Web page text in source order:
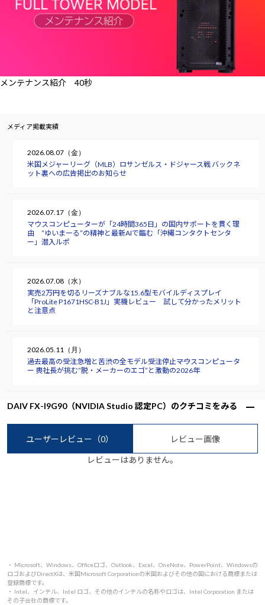
メンテナンス紹介 40秒
メディア掲載実績
2026.08.07（金）
米国メジャーリーグ（MLB）ロサンゼルス・ドジャース戦 バックネ
ット裏への広告掲出のお知らせ
2026.07.17（金）
マウスコンピューターが「24時間365日」の国内サポートを貫く理
由 “ゆいまーる”の精神と最新AIで臨む「沖縄コンタクトセンタ
ー」潜入ルポ
2026.07.08（水）
実売2万円を切るリーズナブルな15.6型モバイルディスプレイ
「ProLite P1671HSC-B1J」実機レビュー 試して分かったメリット
と注意点
2026.05.11（月）
過去最高の受注急増と苦渋の全モデル受注停止――マウスコンピュータ
ー 軣社長が挑む“脱・メーカーのエゴ”と激動の2026年
DAIV FX-I9G90（NVIDIA Studio 認定PC）のクチコミをみる
ユーザーレビュー （0） レビュー画像
レビューはありません。
・ Microsoft、Windows、Officeロゴ、Outlook、Excel、OneNote、PowerPoint、Windowsの
ロゴおよびDirectXは、米国Microsoft Corporationの米国およびその他の国における商標または
登録商標です。
・ Intel、インテル、Intel ロゴ、その他のインテルの名称やロゴは、Intel Corporation または
その子会社の商標です。